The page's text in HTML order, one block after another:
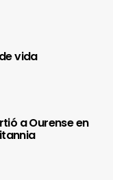
vida
a Ourense en